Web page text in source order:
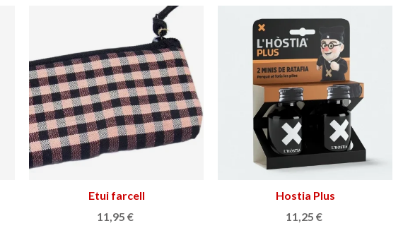
Ajouter au panier
Sac pliable farcell
29,95 €
Afficher plus
Tuile Petit Gaudí